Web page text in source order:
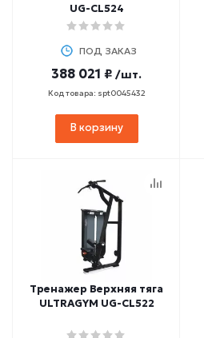
UG-CL524
ПОД ЗАКАЗ
388 021 ₽ /шт.
Код товара: spt0045432
В корзину
Тренажер Верхняя тяга
ULTRAGYM UG-CL522